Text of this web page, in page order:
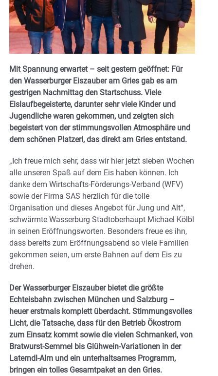
Mit Spannung erwartet – seit gestern geöffnet: Für
den Wasserburger Eiszauber am Gries gab es am
gestrigen Nachmittag den Startschuss. Viele
Eislaufbegeisterte, darunter sehr viele Kinder und
Jugendliche waren gekommen, und zeigten sich
begeistert von der stimmungsvollen Atmosphäre und
dem schönen Platzerl, das direkt am Gries entstand.
„Ich freue mich sehr, dass wir hier jetzt sieben Wochen
alle unseren Spaß auf dem Eis haben können. Ich
danke dem Wirtschafts-Förderungs-Verband (WFV)
sowie der Firma SAS herzlich für die tolle
Organisation und dieses Angebot für Jung und Alt“,
schwärmte Wasserburg Stadtoberhaupt Michael Kölbl
in seinen Eröffnungsworten. Besonders freue es ihn,
dass bereits zum Eröffnungsabend so viele Familien
gekommen seien, um erste Bahnen auf dem Eis zu
drehen.
Der Wasserburger Eiszauber bietet die größte
Echteisbahn zwischen München und Salzburg –
heuer erstmals komplett überdacht. Stimmungsvolles
Licht, die Tatsache, dass für den Betrieb Ökostrom
zum Einsatz kommt sowie die vielen Schmankerl, von
Bratwurst-Semmel bis Glühwein-Variationen in der
Laterndl-Alm und ein unterhaltsames Programm,
bringen ein tolles Gesamtpaket an den Gries.